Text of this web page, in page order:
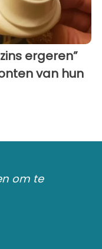
ergeren”
van hun
om te